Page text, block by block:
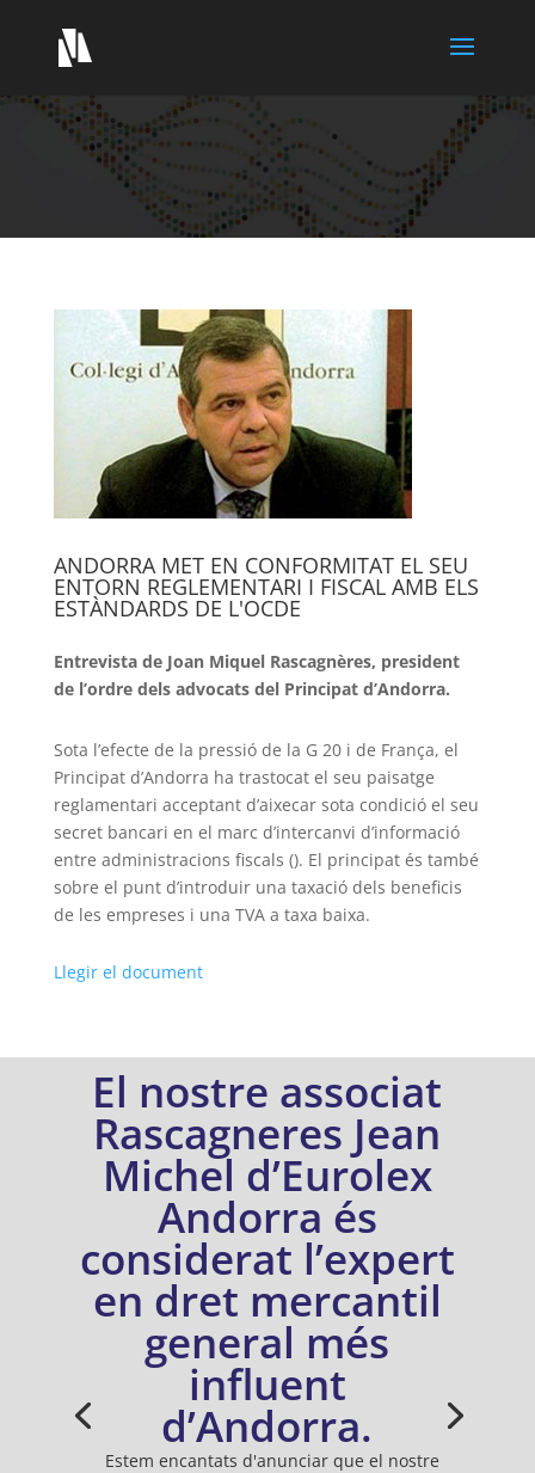
ANDORRA MET EN CONFORMITAT EL SEU
ENTORN REGLEMENTARI I FISCAL AMB ELS
ESTÀNDARDS DE L'OCDE
Entrevista de Joan Miquel Rascagnères, president
de l’ordre dels advocats del Principat d’Andorra.
Sota l’efecte de la pressió de la G 20 i de França, el
Principat d’Andorra ha trastocat el seu paisatge
reglamentari acceptant d’aixecar sota condició el seu
secret bancari en el marc d’intercanvi d’informació
entre administracions fiscals (). El principat és també
sobre el punt d’introduir una taxació dels beneficis
de les empreses i una TVA a taxa baixa.
Llegir el document
El nostre associat
Rascagneres Jean
Michel d’Eurolex
Andorra és
considerat l’expert
en dret mercantil
general més
influent
d’Andorra.
Estem encantats d'anunciar que el nostre